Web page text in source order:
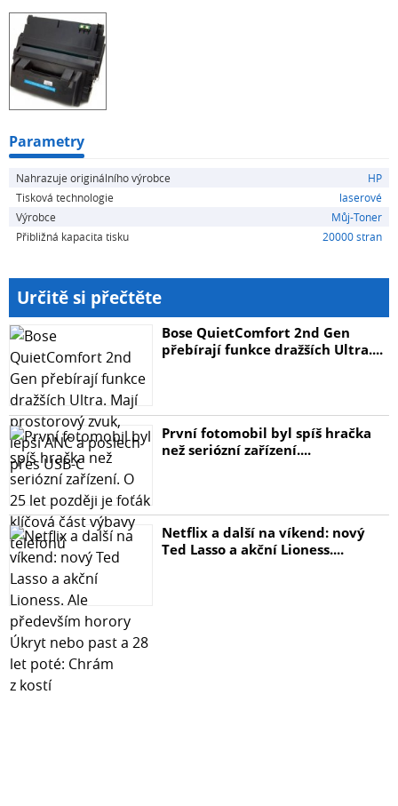
HP LaserJet 4200DTNS
HP LaserJet 4200DTNSL
HP LaserJet 4200LN
HP LaserJet 4200N
HP LaserJet 4200TN
Vysokokapacitní provedení - až 20000stran při 5%
pokrytí (originální HP Q1338A je stavěn na 12000stran).
Při nákupu (resp. platbě) do 15:00 hod obvykle
odesíláme ještě v den nákupu.
Parametry
Nahrazuje originálního výrobce
HP
Tisková technologie
laserové
Výrobce
Můj-Toner
Přibližná kapacita tisku
20000 stran
Určitě si přečtěte
Bose QuietComfort 2nd Gen
přebírají funkce dražších Ultra....
První fotomobil byl spíš hračka
než seriózní zařízení....
Netflix a další na víkend: nový
Ted Lasso a akční Lioness....